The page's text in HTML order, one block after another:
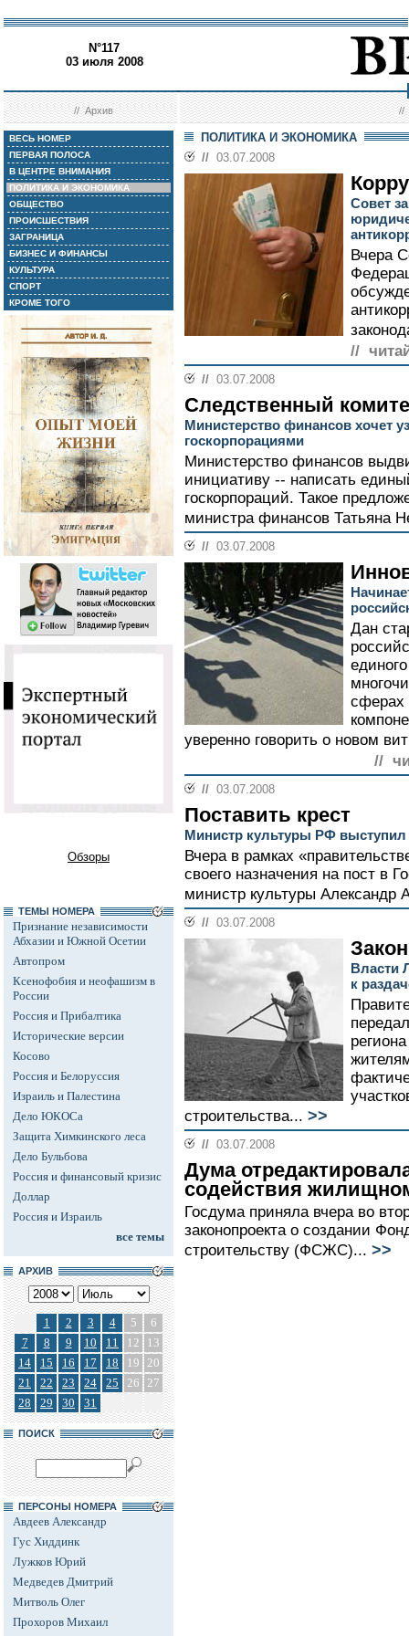
N°117
03 июля 2008
//Архив //
ВЕСЬ НОМЕР
ПЕРВАЯ ПОЛОСА
В ЦЕНТРЕ ВНИМАНИЯ
ПОЛИТИКА И ЭКОНОМИКА
ОБЩЕСТВО
ПРОИСШЕСТВИЯ
ЗАГРАНИЦА
БИЗНЕС И ФИНАНСЫ
КУЛЬТУРА
СПОРТ
КРОМЕ ТОГО
Обзоры
ТЕМЫ НОМЕРА
Признание независимости
Абхазии и Южной Осетии
Автопром
Ксенофобия и неофашизм в
России
Россия и Прибалтика
Исторические версии
Косово
Россия и Белоруссия
Израиль и Палестина
Дело ЮКОСа
Защита Химкинского леса
Дело Бульбова
Россия и финансовый кризис
Доллар
Россия и Израиль
все темы
АРХИВ
1 2 3 4 5
6
7
8 9 10 11 12
13
14
15 16 17 18 19 20
21
22 23 24 25 26 27
28
29 30 31
ПОИСК
ПЕРСОНЫ НОМЕРА
Авдеев Александр
Гус Хиддинк
Лужков Юрий
Медведев Дмитрий
Митволь Олег
Прохоров Михаил
ПОЛИТИКА И ЭКОНОМИКА
// 03.07.2008
Совет
Вчера
//
// 03.07.2008
Следственный
Министерство финансов хочет
госкорпорациями
Министерство финансов
инициативу -- написать
госкорпораций. Такое
министра финансов Татьяна
// 03.07.2008
Дан
сферах
уверенно говорить о новом
//
// 03.07.2008
Поставить крест
Министр культуры РФ
Вчера в рамках
своего назначения на пост в
министр культуры Александр
// 03.07.2008
Власти
к
строительства... >>
// 03.07.2008
Дума
содействия
Госдума приняла вчера во
законопроекта о создании
строительству (ФСЖС)... >>